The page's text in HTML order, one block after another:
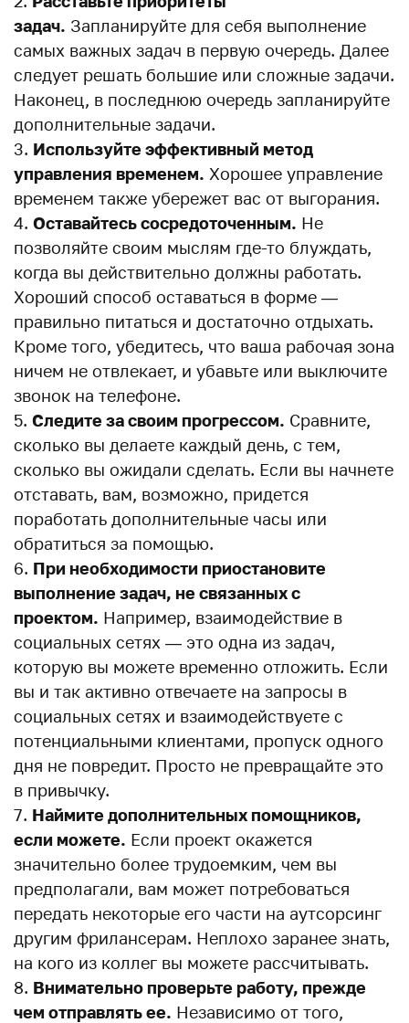
задач. Запланируйте для себя выполнение
самых важных задач в первую очередь. Далее
следует решать большие или сложные задачи.
Наконец, в последнюю очередь запланируйте
дополнительные задачи.
Используйте эффективный метод
управления временем. Хорошее управление
временем также убережет вас от выгорания.
Оставайтесь сосредоточенным. Не
позволяйте своим мыслям где-то блуждать,
когда вы действительно должны работать.
Хороший способ оставаться в форме —
правильно питаться и достаточно отдыхать.
Кроме того, убедитесь, что ваша рабочая зона
ничем не отвлекает, и убавьте или выключите
звонок на телефоне.
Следите за своим прогрессом. Сравните,
сколько вы делаете каждый день, с тем,
сколько вы ожидали сделать. Если вы начнете
отставать, вам, возможно, придется
поработать дополнительные часы или
обратиться за помощью.
При необходимости приостановите
выполнение задач, не связанных с
проектом. Например, взаимодействие в
социальных сетях — это одна из задач,
которую вы можете временно отложить. Если
вы и так активно отвечаете на запросы в
социальных сетях и взаимодействуете с
потенциальными клиентами, пропуск одного
дня не повредит. Просто не превращайте это
в привычку.
Наймите дополнительных помощников,
если можете. Если проект окажется
значительно более трудоемким, чем вы
предполагали, вам может потребоваться
передать некоторые его части на аутсорсинг
другим фрилансерам. Неплохо заранее знать,
на кого из коллег вы можете рассчитывать.
Внимательно проверьте работу, прежде
чем отправлять ее. Независимо от того,